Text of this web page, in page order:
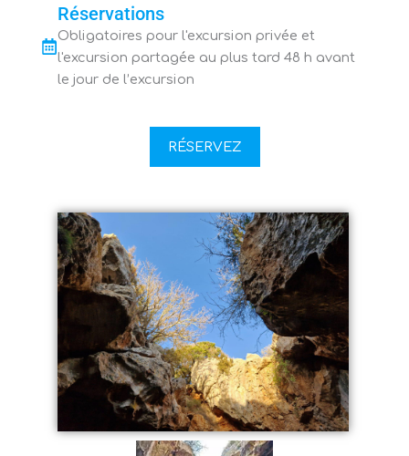
Réservations
Obligatoires pour l'excursion privée et
l'excursion partagée au plus tard 48 h avant
le jour de l’excursion
RÉSERVEZ